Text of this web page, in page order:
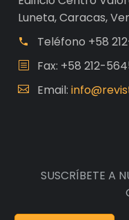
Luneta, Caracas,
Teléfono +58
Fax: +58 212-
Email:
SUSCRÍBETE A